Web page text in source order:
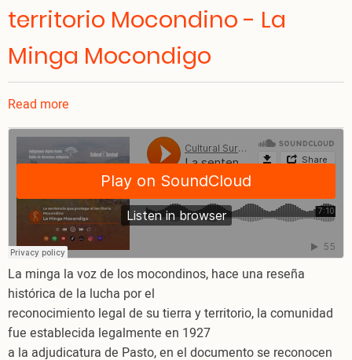
territorio Mocondino - La
Minga Mocondigo
Read more
La
sentencia
que
protege
el
territorio
Mocondino
-
La
Minga
Mocondigo
La minga la voz de los mocondinos, hace una reseña
histórica de la lucha por el
reconocimiento legal de su tierra y territorio, la comunidad
fue establecida legalmente en 1927
a la adjudicatura de Pasto, en el documento se reconocen